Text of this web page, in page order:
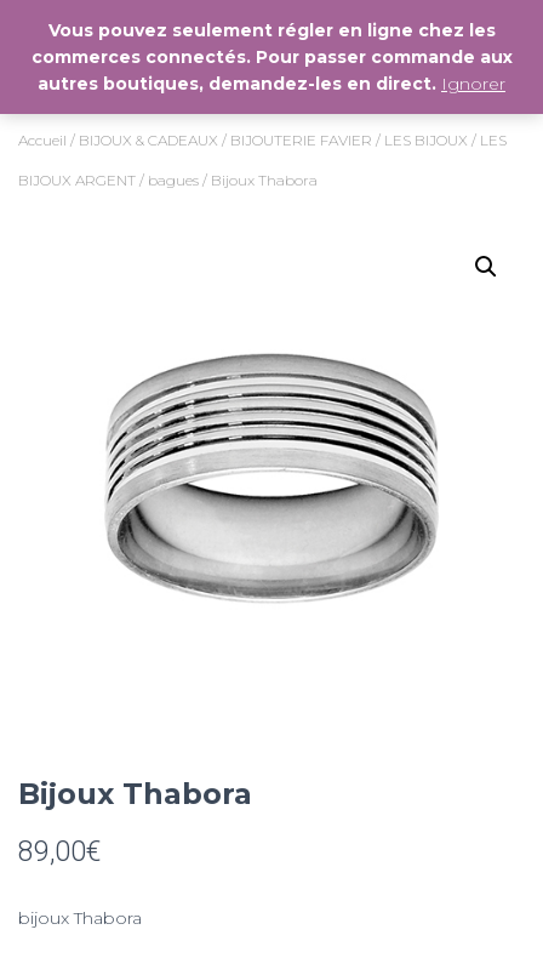
D
É
Accueil / BIJOUX & CADEAUX / BIJOUTERIE FAVIER / LES BIJOUX / LES
BIJOUX ARGENT / bagues / Bijoux Thabora
Bijoux Thabora
89,00€
bijoux Thabora
Vous pouvez seulement régler en ligne chez les
commerces connectés. Pour passer commande aux
autres boutiques, demandez-les en direct. Ignorer